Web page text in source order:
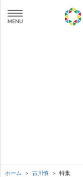
ホーム 古川慎 特集